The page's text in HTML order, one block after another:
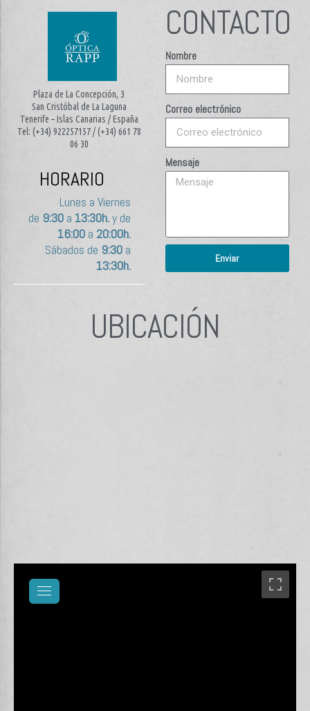
Plaza de La Concepción, 3
San Cristóbal de La Laguna
Tenerife – Islas Canarias / España
Tel: (+34) 922257157 / (+34) 661 78
06 30
HORARIO
Lunes a Viernes
de 9:30a 13:30h.y de
16:00a 20:00h.
Sábados de 9:30a
13:30h.
CONTACTO
Nombre
Correo electrónico
Mensaje
Enviar
UBICACIÓN